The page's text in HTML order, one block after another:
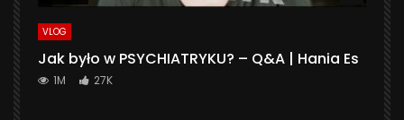
VLOG
Jak było w PSYCHIATRYKU? – Q&A | Hania Es
1M 27K